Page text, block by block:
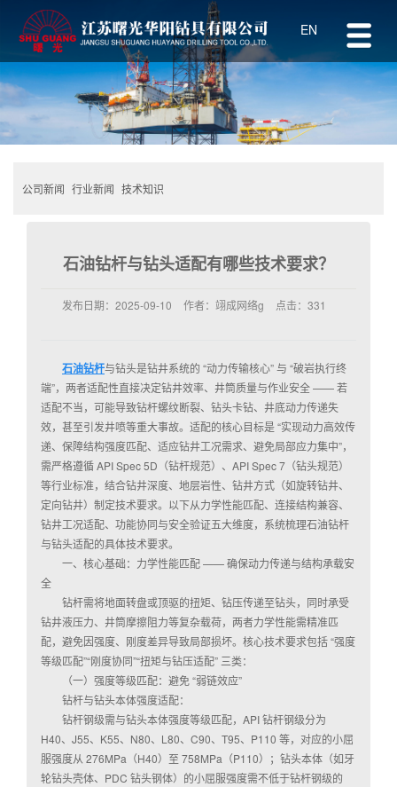
EN
公司新闻 行业新闻 技术知识
石油钻杆与钻头适配有哪些技术要求？
发布日期： 2025-09-10 作者： 翊成网络g 点击： 331
石油钻杆与钻头是钻井系统的 “动力传输核心” 与 “破岩执行终
端”，两者适配性直接决定钻井效率、井筒质量与作业安全 —— 若
适配不当，可能导致钻杆螺纹断裂、钻头卡钻、井底动力传递失
效，甚至引发井喷等重大事故。适配的核心目标是 “实现动力高效传
递、保障结构强度匹配、适应钻井工况需求、避免局部应力集中”，
需严格遵循 API Spec 5D（钻杆规范）、API Spec 7（钻头规范）
等行业标准，结合钻井深度、地层岩性、钻井方式（如旋转钻井、
定向钻井）制定技术要求。以下从力学性能匹配、连接结构兼容、
钻井工况适配、功能协同与安全验证五大维度，系统梳理石油钻杆
与钻头适配的具体技术要求。
一、核心基础：力学性能匹配 —— 确保动力传递与结构承载安
全
钻杆需将地面转盘或顶驱的扭矩、钻压传递至钻头，同时承受
钻井液压力、井筒摩擦阻力等复杂载荷，两者力学性能需精准匹
配，避免因强度、刚度差异导致局部损坏。核心技术要求包括 “强度
等级匹配”“刚度协同”“扭矩与钻压适配” 三类：
（一）强度等级匹配：避免 “弱链效应”
钻杆与钻头本体强度适配：
钻杆钢级需与钻头本体强度等级匹配，API 钻杆钢级分为
H40、J55、K55、N80、L80、C90、T95、P110 等，对应的小屈
服强度从 276MPa（H40）至 758MPa（P110）；钻头本体（如牙
轮钻头壳体、PDC 钻头钢体）的小屈服强度需不低于钻杆钢级的